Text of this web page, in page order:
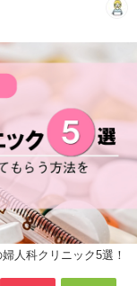
人科クリニック5選！